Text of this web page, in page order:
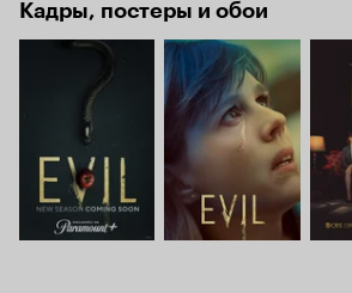
Кадры, постеры и обои